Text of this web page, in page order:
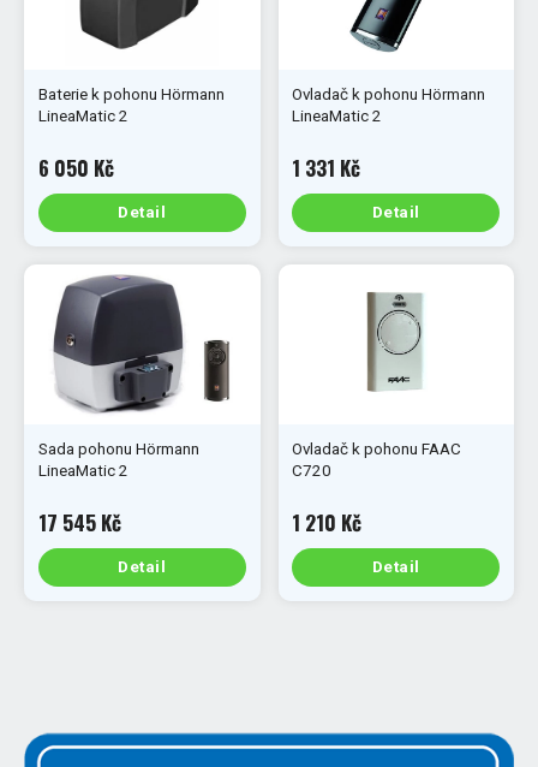
Baterie k pohonu Hörmann
LineaMatic 2
6 050 Kč
Detail
Ovladač k pohonu Hörmann
LineaMatic 2
1 331 Kč
Detail
Sada pohonu Hörmann
LineaMatic 2
17 545 Kč
Detail
Ovladač k pohonu FAAC
C720
1 210 Kč
Detail